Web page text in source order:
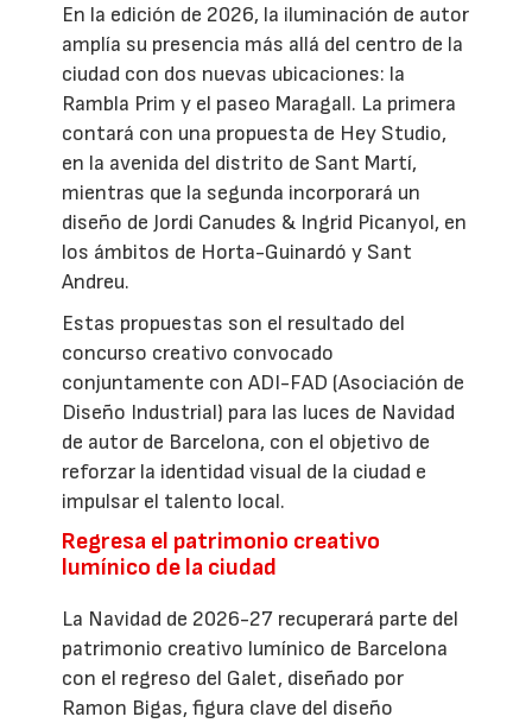
En la edición de 2026, la iluminación de autor
amplía su presencia más allá del centro de la
ciudad con dos nuevas ubicaciones: la
Rambla Prim y el paseo Maragall. La primera
contará con una propuesta de Hey Studio,
en la avenida del distrito de Sant Martí,
mientras que la segunda incorporará un
diseño de Jordi Canudes & Ingrid Picanyol, en
los ámbitos de Horta-Guinardó y Sant
Andreu.
Estas propuestas son el resultado del
concurso creativo convocado
conjuntamente con ADI-FAD (Asociación de
Diseño Industrial) para las luces de Navidad
de autor de Barcelona, con el objetivo de
reforzar la identidad visual de la ciudad e
impulsar el talento local.
Regresa el patrimonio creativo
lumínico de la ciudad
La Navidad de 2026-27 recuperará parte del
patrimonio creativo lumínico de Barcelona
con el regreso del Galet, diseñado por
Ramon Bigas, figura clave del diseño